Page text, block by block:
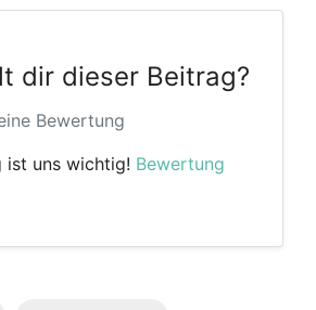
dir dieser Beitrag?
Bewertung
ist uns wichtig! Bewertung